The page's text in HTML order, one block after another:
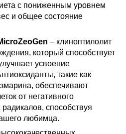
с пониженным уровнем
и общее состояние
– клиноптилолит
который способствует
усвоение
такие как
обеспечивают
от негативного
способствуя
любимца.